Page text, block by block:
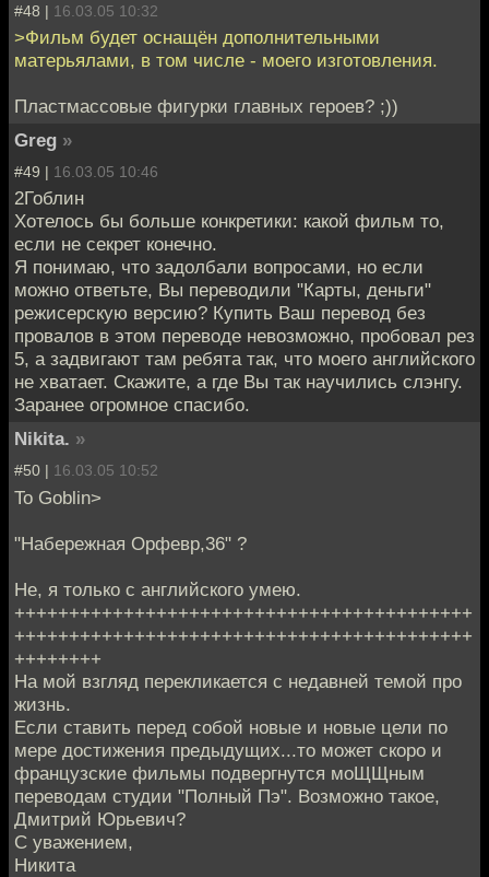
#48 | 16.03.05 10:32
>Фильм будет оснащён дополнительными
матерьялами, в том числе - моего изготовления.
Пластмассовые фигурки главных героев? ;))
Greg »
#49 | 16.03.05 10:46
2Гоблин
Хотелось бы больше конкретики: какой фильм то,
если не секрет конечно.
Я понимаю, что задолбали вопросами, но если
можно ответьте, Вы переводили "Карты, деньги"
режисерскую версию? Купить Ваш перевод без
провалов в этом переводе невозможно, пробовал рез
5, а задвигают там ребята так, что моего английского
не хватает. Скажите, а где Вы так научились слэнгу.
Заранее огромное спасибо.
Nikita. »
#50 | 16.03.05 10:52
To Goblin>
"Набережная Орфевр,36" ?
Не, я только с английского умею.
++++++++++++++++++++++++++++++++++++++++++
++++++++++++++++++++++++++++++++++++++++++
++++++++
На мой взгляд перекликается с недавней темой про
жизнь.
Если ставить перед собой новые и новые цели по
мере достижения предыдущих...то может скоро и
французские фильмы подвергнутся моЩЩным
переводам студии "Полный Пэ". Возможно такое,
Дмитрий Юрьевич?
С уважением,
Никита